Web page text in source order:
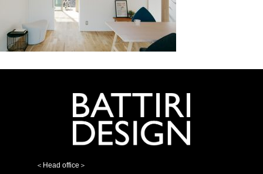
＜Head office＞